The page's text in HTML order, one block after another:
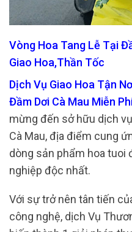
Vòng Hoa Tang Lễ Tại
Giao Hoa,Thần Tốc
Dịch Vụ Giao Hoa Tận
Đầm Dơi Cà Mau Miễn
mừng đến sở hữu dịch
Cà Mau, địa điểm cung
dòng sản phẩm hoa tuoi
nghiệp độc nhất.
Với sự trở nên tân tiến
công nghệ, dịch Vụ